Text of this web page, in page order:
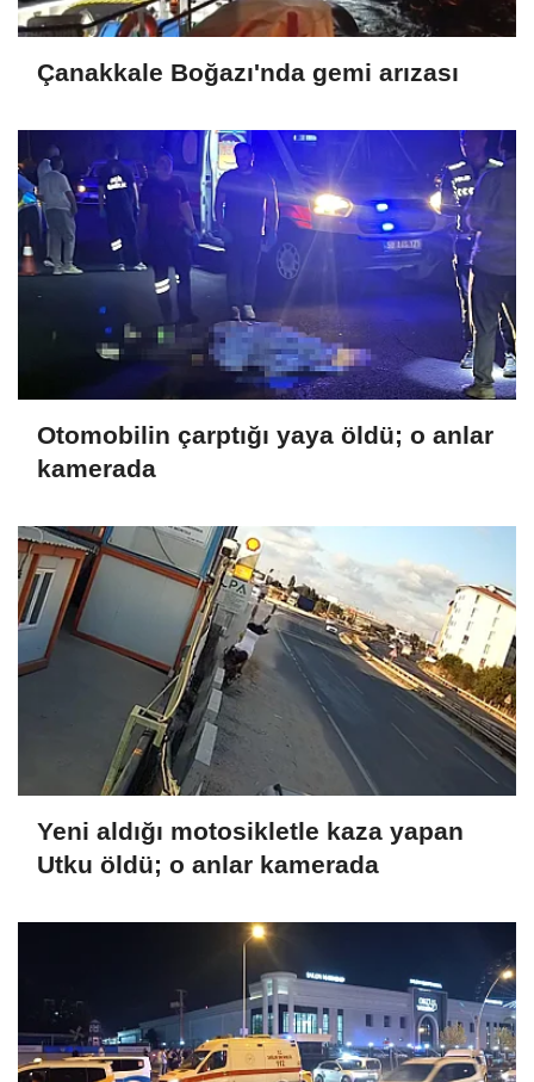
Çanakkale Boğazı'nda gemi arızası
Otomobilin çarptığı yaya öldü; o anlar
kamerada
Yeni aldığı motosikletle kaza yapan
Utku öldü; o anlar kamerada